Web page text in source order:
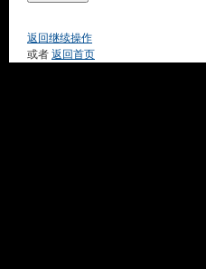
返回继续操作
或者 返回首页